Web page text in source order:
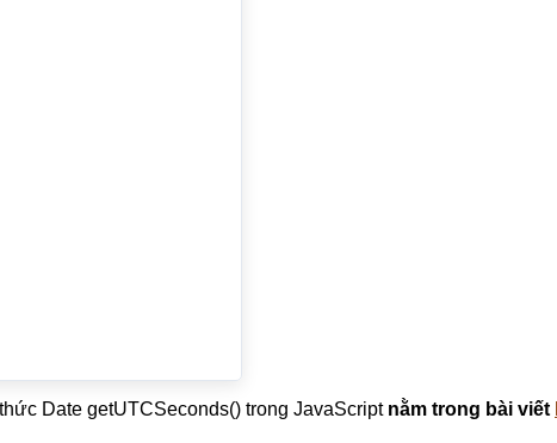
Date getUTCSeconds() trong JavaScript nằm trong bài viết